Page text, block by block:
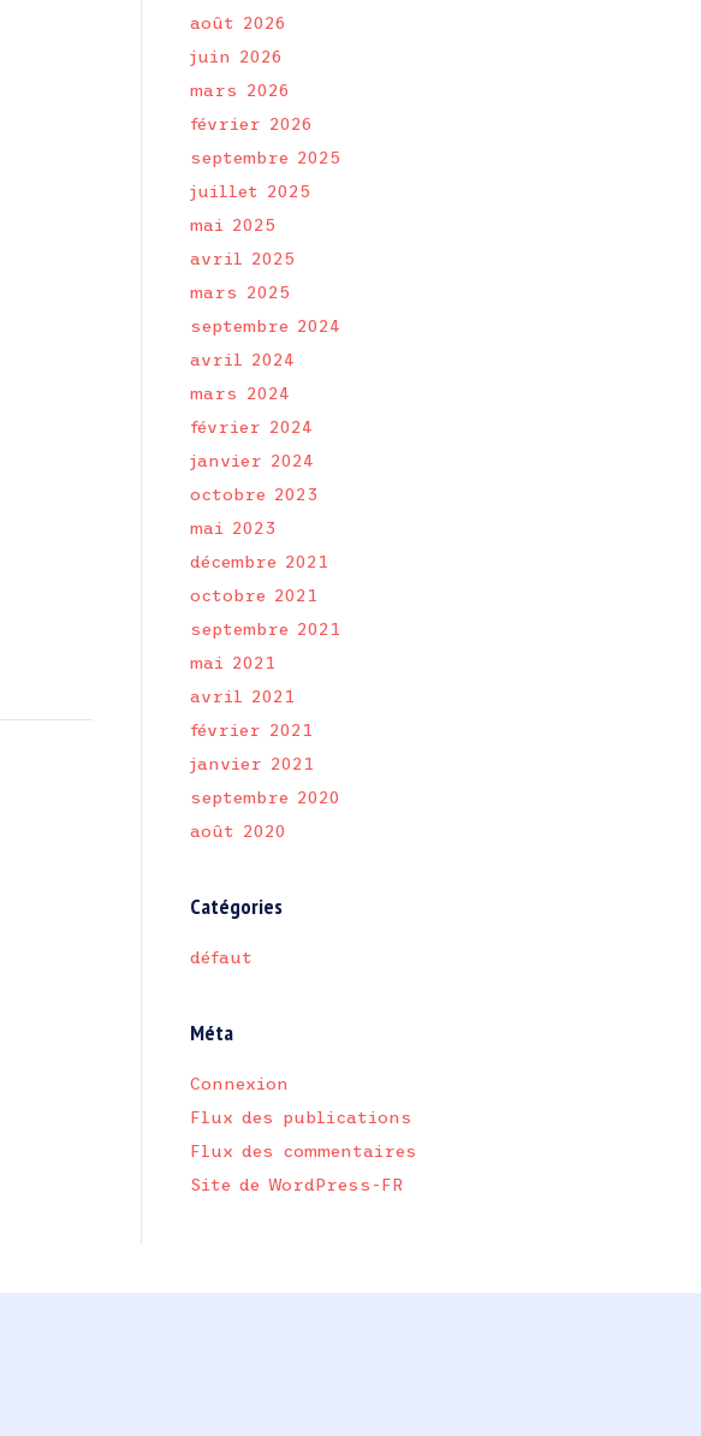
août 2026
juin 2026
mars 2026
février 2026
septembre 2025
juillet 2025
mai 2025
avril 2025
mars 2025
septembre 2024
avril 2024
mars 2024
février 2024
janvier 2024
octobre 2023
mai 2023
décembre 2021
octobre 2021
septembre 2021
mai 2021
avril 2021
février 2021
janvier 2021
septembre 2020
août 2020
Catégories
défaut
Méta
Connexion
Flux des publications
Flux des commentaires
Site de WordPress-FR